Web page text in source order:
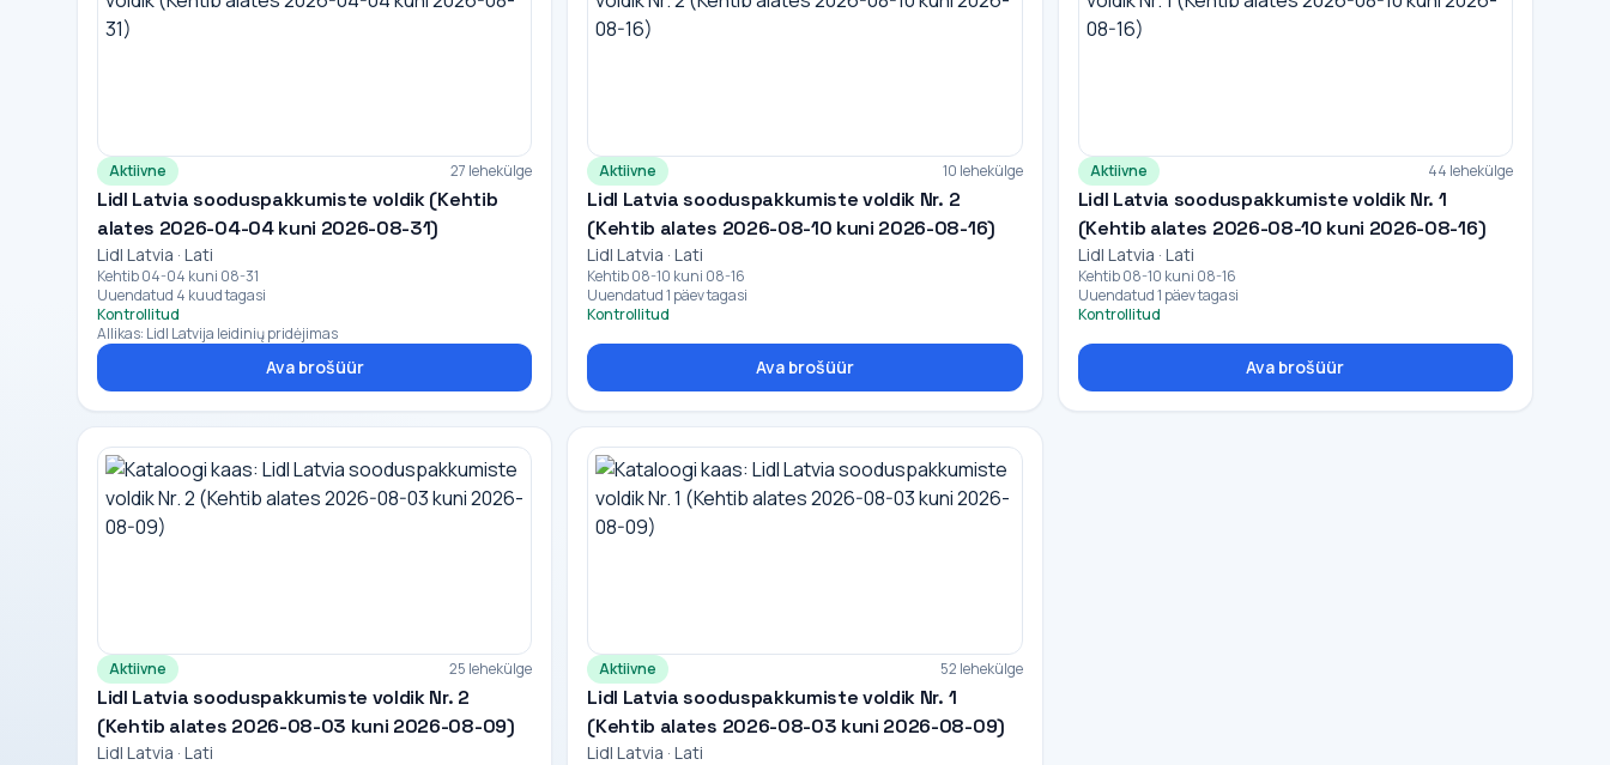
Aktiivne 27 lehekülge
Lidl Latvia sooduspakkumiste voldik (Kehtib
alates 2026-04-04 kuni 2026-08-31)
Lidl Latvia · Lati
Kehtib 04-04 kuni 08-31
Uuendatud 4 kuud tagasi
Kontrollitud
Allikas: Lidl Latvija leidinių pridėjimas
Ava brošüür
Aktiivne 10 lehekülge
Lidl Latvia sooduspakkumiste voldik Nr. 2
(Kehtib alates 2026-08-10 kuni 2026-08-16)
Lidl Latvia · Lati
Kehtib 08-10 kuni 08-16
Uuendatud 1 päev tagasi
Kontrollitud
Ava brošüür
Aktiivne 44 lehekülge
Lidl Latvia sooduspakkumiste voldik Nr. 1
(Kehtib alates 2026-08-10 kuni 2026-08-16)
Lidl Latvia · Lati
Kehtib 08-10 kuni 08-16
Uuendatud 1 päev tagasi
Kontrollitud
Ava brošüür
Aktiivne 25 lehekülge
Lidl Latvia sooduspakkumiste voldik Nr. 2
(Kehtib alates 2026-08-03 kuni 2026-08-09)
Lidl Latvia · Lati
Aktiivne 52 lehekülge
Lidl Latvia sooduspakkumiste voldik Nr. 1
(Kehtib alates 2026-08-03 kuni 2026-08-09)
Lidl Latvia · Lati